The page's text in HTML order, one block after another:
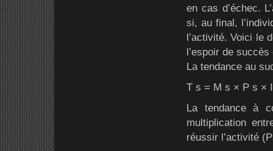
en cas d’échec.
si, au final,
l’activité. Voici le
l’espoir de
La tendance au
T s = M s × P s ×
La tendance à
multiplication
réussir l’activité